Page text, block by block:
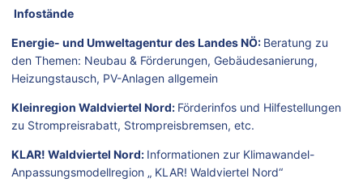
Infostände
Energie- und Umweltagentur des Landes NÖ: Beratung zu
den Themen: Neubau & Förderungen, Gebäudesanierung,
Heizungstausch, PV-Anlagen allgemein
Kleinregion Waldviertel Nord: Förderinfos und Hilfestellungen
zu Strompreisrabatt, Strompreisbremsen, etc.
KLAR! Waldviertel Nord: Informationen zur Klimawandel-
Anpassungsmodellregion „ KLAR! Waldviertel Nord“